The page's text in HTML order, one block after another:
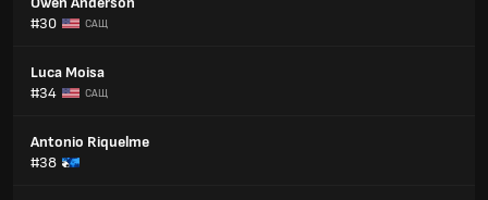
#30
САЩ
Luca Moisa
#34
САЩ
Antonio Riquelme
#38